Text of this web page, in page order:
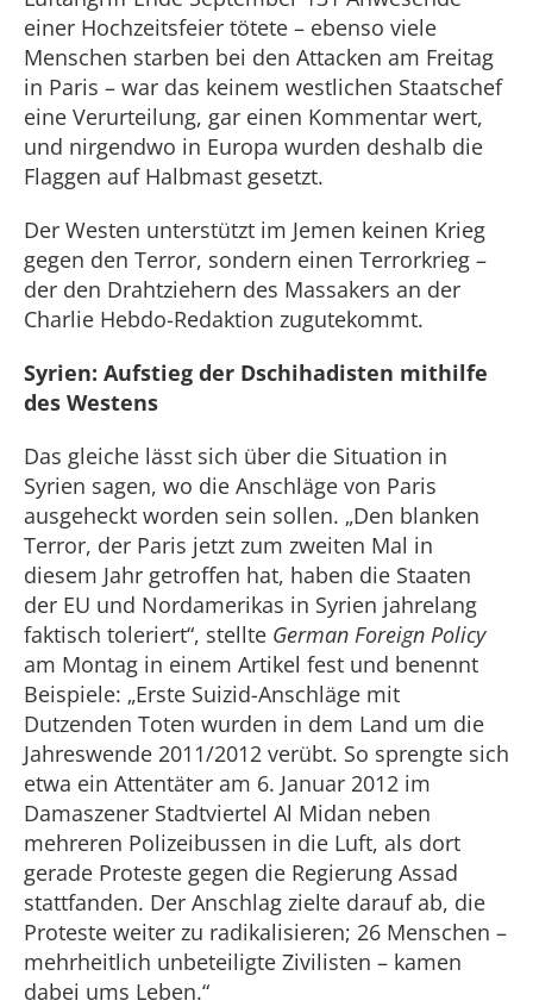
einer Hochzeitsfeier tötete – ebenso viele
Menschen starben bei den Attacken am Freitag
in Paris – war das keinem westlichen Staatschef
eine Verurteilung, gar einen Kommentar wert,
und nirgendwo in Europa wurden deshalb die
Flaggen auf Halbmast gesetzt.
Der Westen unterstützt im Jemen keinen Krieg
gegen den Terror, sondern einen Terrorkrieg –
der den Drahtziehern des Massakers an der
Charlie Hebdo-Redaktion zugutekommt.
Syrien: Aufstieg der Dschihadisten mithilfe
des Westens
Das gleiche lässt sich über die Situation in
Syrien sagen, wo die Anschläge von Paris
ausgeheckt worden sein sollen. „Den blanken
Terror, der Paris jetzt zum zweiten Mal in
diesem Jahr getroffen hat, haben die Staaten
der EU und Nordamerikas in Syrien jahrelang
faktisch toleriert“, stellte German Foreign Policy
am Montag in einem Artikel fest und benennt
Beispiele: „Erste Suizid-Anschläge mit
Dutzenden Toten wurden in dem Land um die
Jahreswende 2011/2012 verübt. So sprengte sich
etwa ein Attentäter am 6. Januar 2012 im
Damaszener Stadtviertel Al Midan neben
mehreren Polizeibussen in die Luft, als dort
gerade Proteste gegen die Regierung Assad
stattfanden. Der Anschlag zielte darauf ab, die
Proteste weiter zu radikalisieren; 26 Menschen –
mehrheitlich unbeteiligte Zivilisten – kamen
dabei ums Leben.“